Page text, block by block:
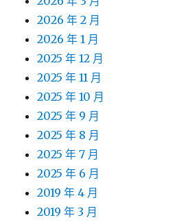
2026 年 2 月
2026 年 1 月
2025 年 12 月
2025 年 11 月
2025 年 10 月
2025 年 9 月
2025 年 8 月
2025 年 7 月
2025 年 6 月
2019 年 4 月
2019 年 3 月